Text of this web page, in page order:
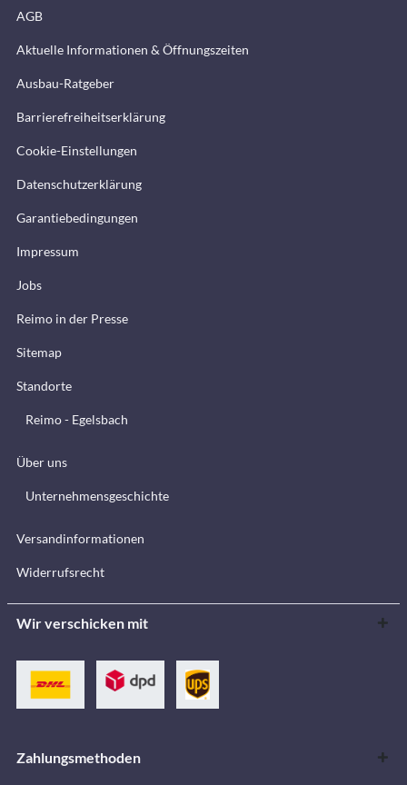
AGB
Aktuelle Informationen & Öffnungszeiten
Ausbau-Ratgeber
Barrierefreiheitserklärung
Cookie-Einstellungen
Datenschutzerklärung
Garantiebedingungen
Impressum
Jobs
Reimo in der Presse
Sitemap
Standorte
Reimo - Egelsbach
Über uns
Unternehmensgeschichte
Versandinformationen
Widerrufsrecht
Wir verschicken mit
Zahlungsmethoden